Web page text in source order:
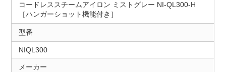
コードレススチームアイロン ミストグレー NI-QL300-H
［ハンガーショット機能付き］
型番
NIQL300
メーカー